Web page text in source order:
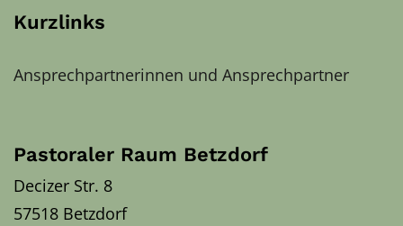
Kurzlinks
Ansprechpartnerinnen und Ansprechpartner
Pastoraler Raum Betzdorf
Decizer Str. 8
57518 Betzdorf